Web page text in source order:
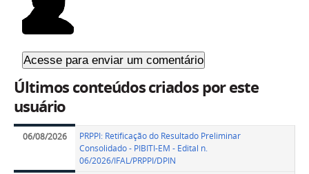
Últimos conteúdos criados por este
usuário
06/08/2026
PRPPI: Retificação do Resultado Preliminar
Consolidado - PIBITI-EM - Edital n.
06/2026/IFAL/PRPPI/DPIN